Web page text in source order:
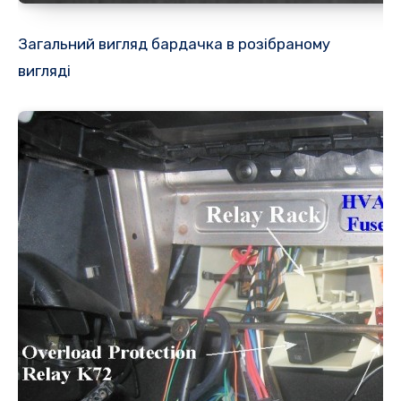
Загальний вигляд бардачка в розібраному
вигляді